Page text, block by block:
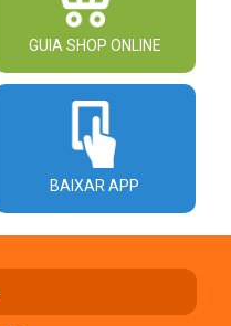
GUIA SHOP ONLINE
BAIXAR APP